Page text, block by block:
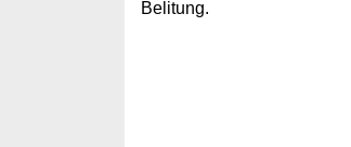
Belitung.